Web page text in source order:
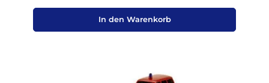
In den Warenkorb